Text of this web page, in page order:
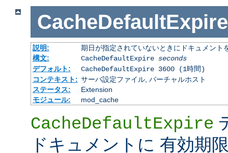
CacheDefaultExpire
説明:
期日が指定されていないときにドキュメント
構文:
CacheDefaultExpire seconds
デフォルト:
CacheDefaultExpire 3600 (1時間)
コンテキスト: サーバ設定ファイル, バーチャルホスト
ステータス:
Extension
モジュール:
mod_cache
CacheDefaultExpire
ドキュメントに 有効期